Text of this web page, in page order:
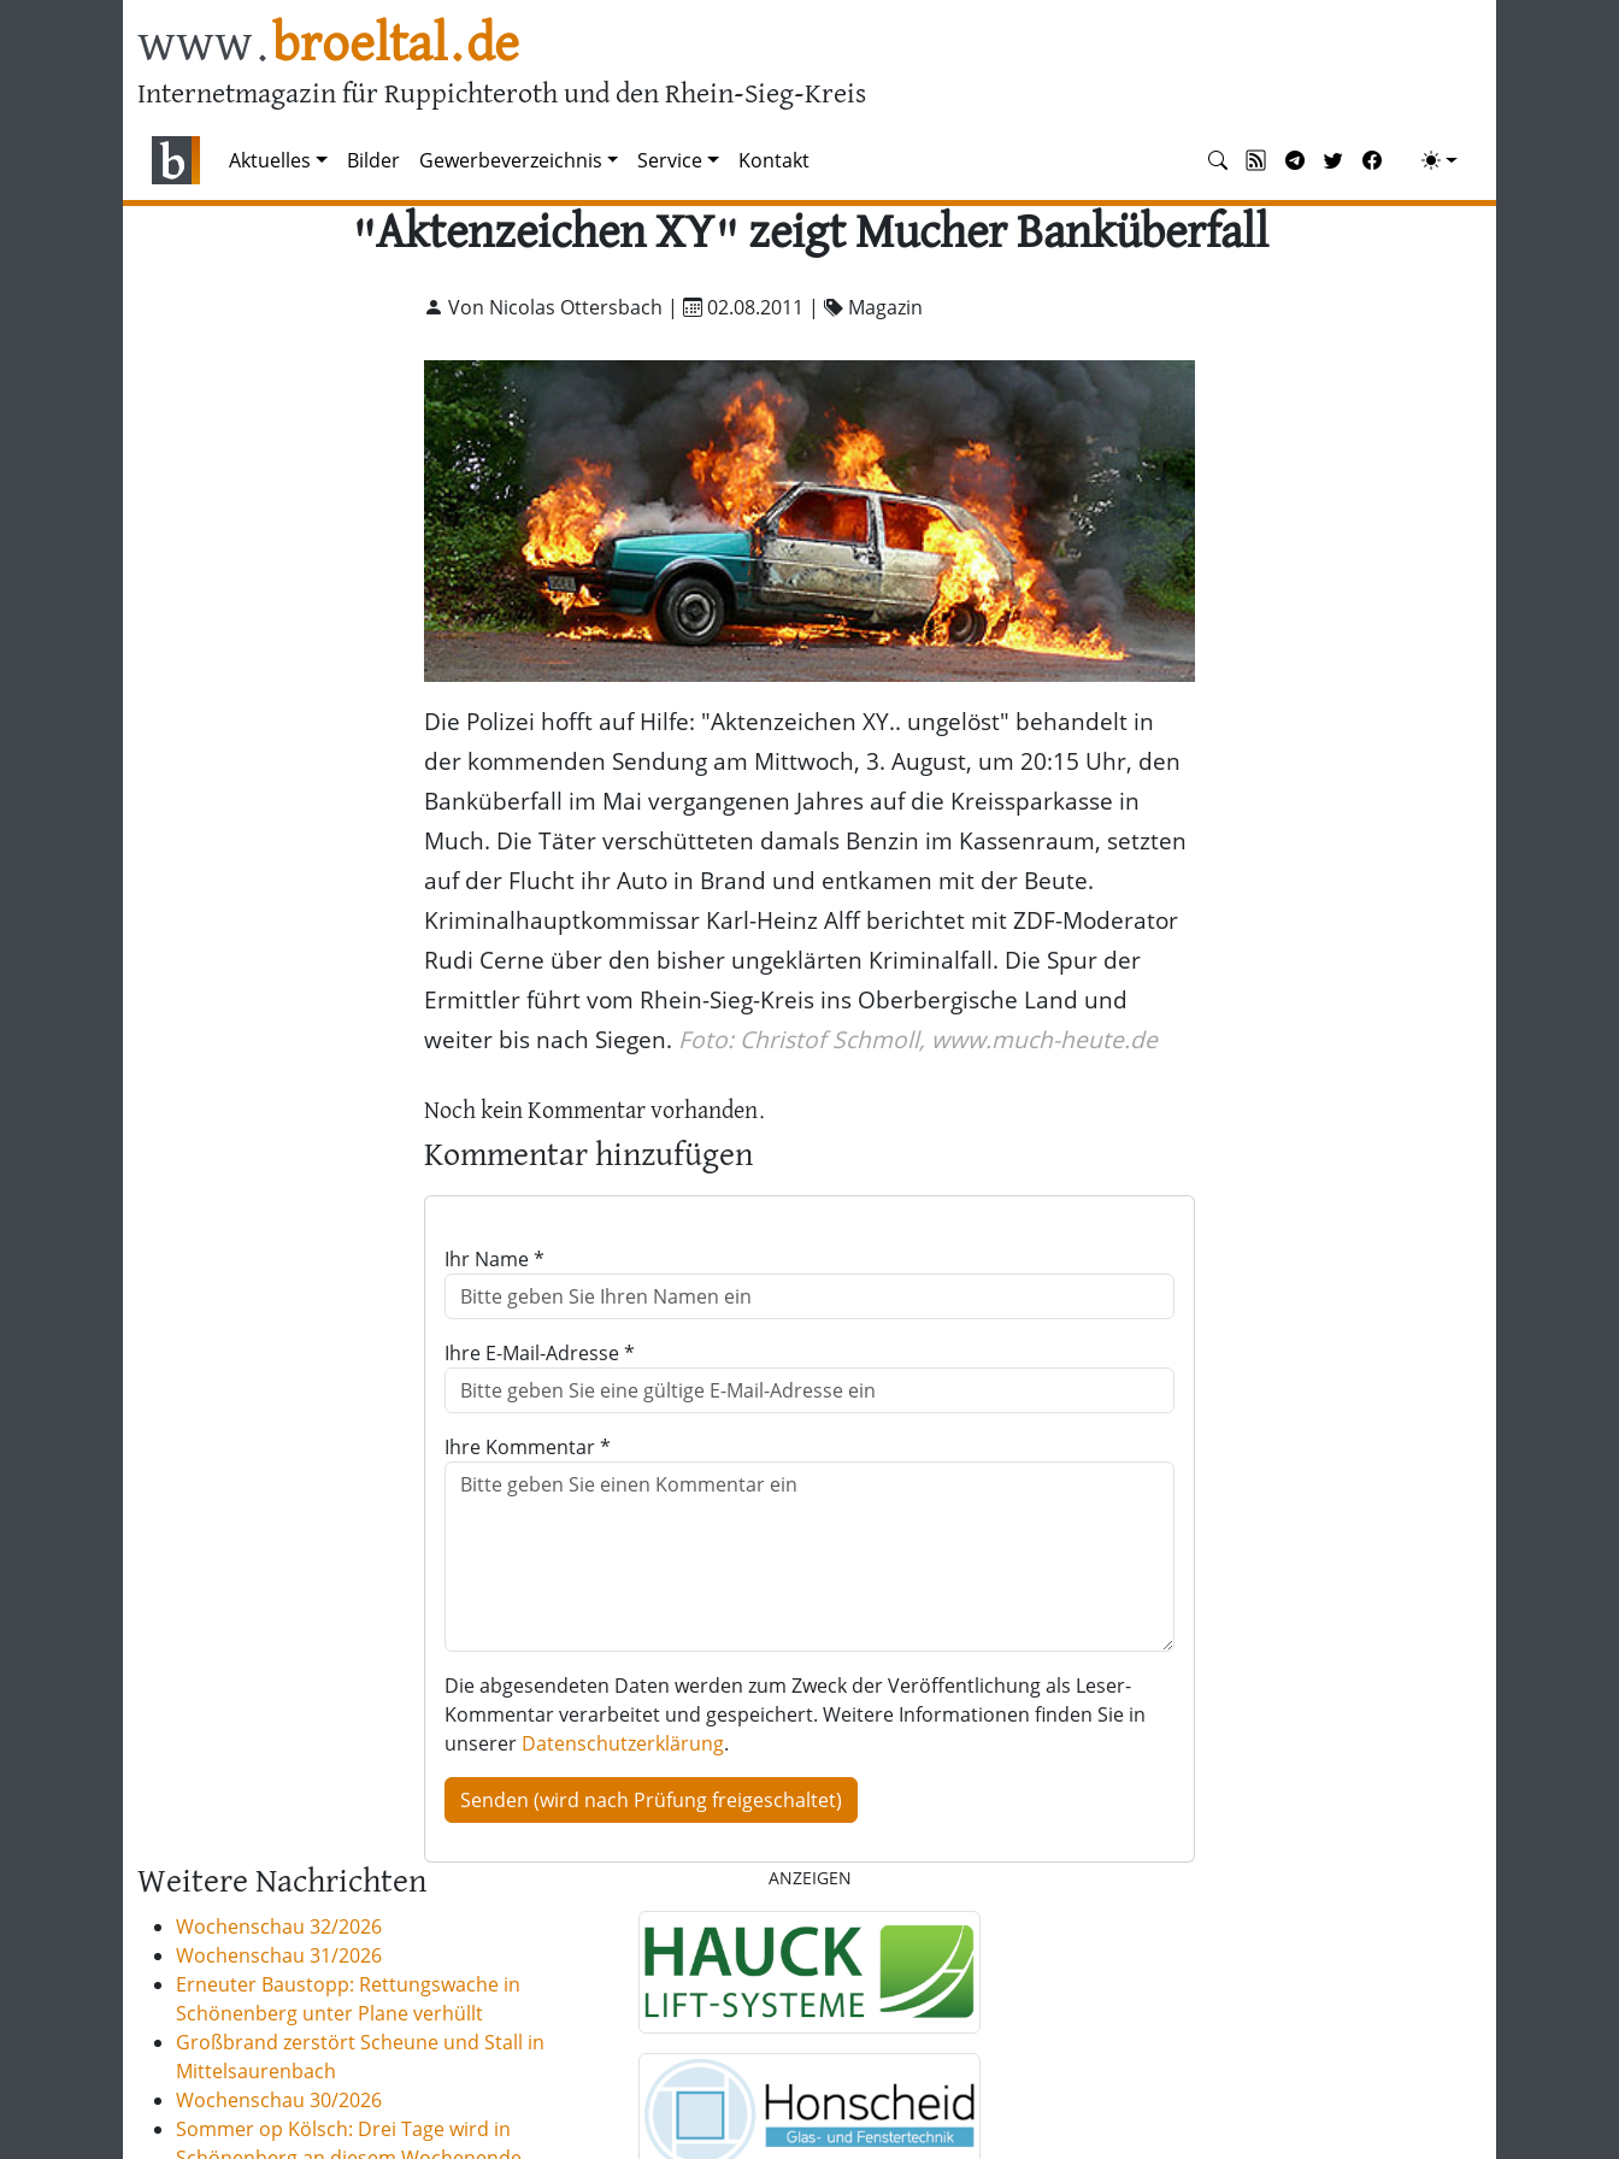
www.broeltal.de
Internetmagazin für Ruppichteroth und den Rhein-Sieg-Kreis
Aktuelles Bilder Gewerbeverzeichnis Service Kontakt
"Aktenzeichen XY" zeigt Mucher Banküberfall
Von Nicolas Ottersbach | 02.08.2011 | Magazin
Die Polizei hofft auf Hilfe: "Aktenzeichen XY.. ungelöst" behandelt in
der kommenden Sendung am Mittwoch, 3. August, um 20:15 Uhr, den
Banküberfall im Mai vergangenen Jahres auf die Kreissparkasse in
Much. Die Täter verschütteten damals Benzin im Kassenraum, setzten
auf der Flucht ihr Auto in Brand und entkamen mit der Beute.
Kriminalhauptkommissar Karl-Heinz Alff berichtet mit ZDF-Moderator
Rudi Cerne über den bisher ungeklärten Kriminalfall. Die Spur der
Ermittler führt vom Rhein-Sieg-Kreis ins Oberbergische Land und
weiter bis nach Siegen. Foto: Christof Schmoll, www.much-heute.de
Noch kein Kommentar vorhanden.
Kommentar hinzufügen
Ihr Name *
Ihre E-Mail-Adresse *
Ihre Kommentar *
Die abgesendeten Daten werden zum Zweck der Veröffentlichung als Leser-
Kommentar verarbeitet und gespeichert. Weitere Informationen finden Sie in
unserer Datenschutzerklärung.
Weitere Nachrichten
Wochenschau 32/2026
Wochenschau 31/2026
Erneuter Baustopp: Rettungswache in
Schönenberg unter Plane verhüllt
Großbrand zerstört Scheune und Stall in
Mittelsaurenbach
Wochenschau 30/2026
Sommer op Kölsch: Drei Tage wird in
ANZEIGEN